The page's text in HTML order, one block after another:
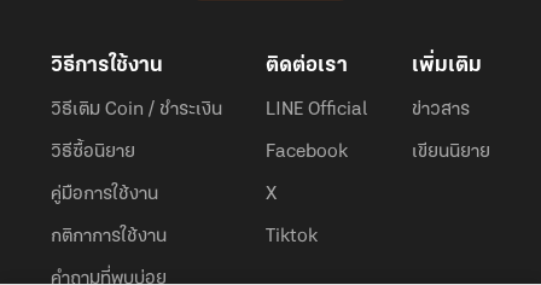
วิธีการใช้งาน
วิธีเติม Coin / ชำระเงิน
วิธีซื้อนิยาย
คู่มือการใช้งาน
กติกาการใช้งาน
คำถามที่พบบ่อย
ติดต่อเรา
LINE Official
Facebook
X
Tiktok
เพิ่มเติม
ข่าวสาร
เขียนนิยาย